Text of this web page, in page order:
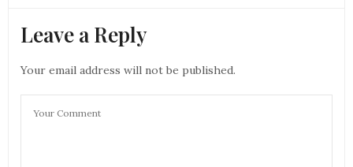
Leave a Reply
Your email address will not be published.